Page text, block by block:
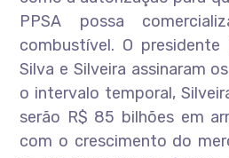
PPSA possa
combustível. O
Silva e Silveira assinaram
o intervalo temporal,
serão R$ 85 bilhões em
com o crescimento do